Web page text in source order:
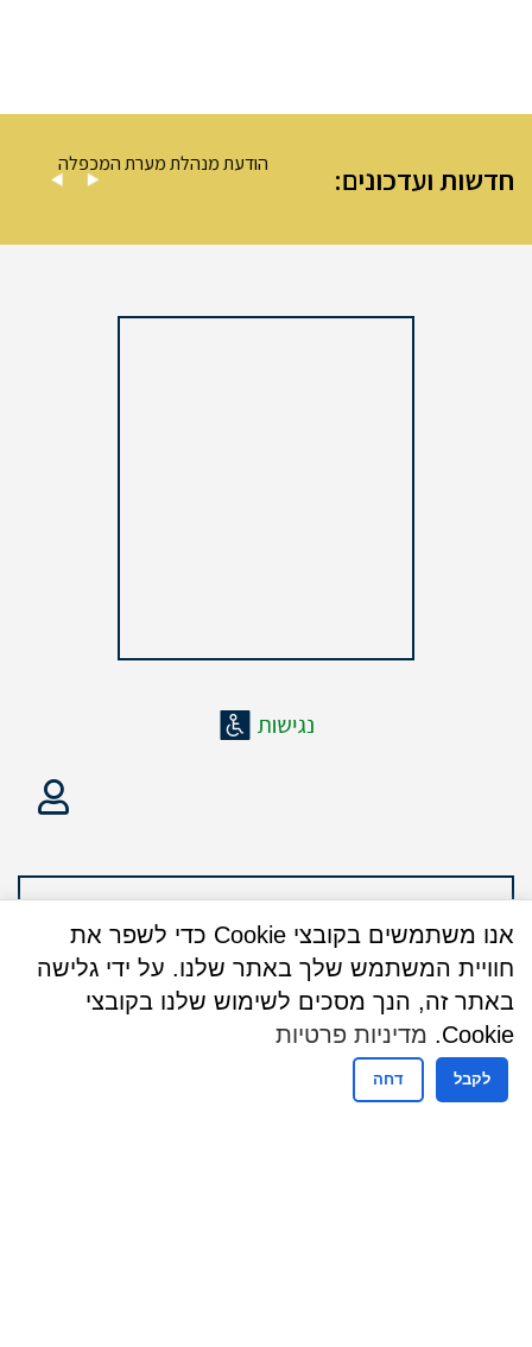
חדשות ועדכונים: הודעת מנהלת מערת המכפלה
אנו משתמשים בקובצי Cookie כדי לשפר את
חוויית המשתמש שלך באתר שלנו. על ידי גלישה
באתר זה, הנך מסכים לשימוש שלנו בקובצי
Cookie.
מדיניות פרטיות
לקבל דחה